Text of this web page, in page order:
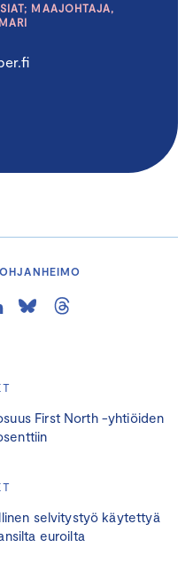
First North -yhtiöiden
selvitystyö käytettyä
euroilta
MAAJOHTAJA,